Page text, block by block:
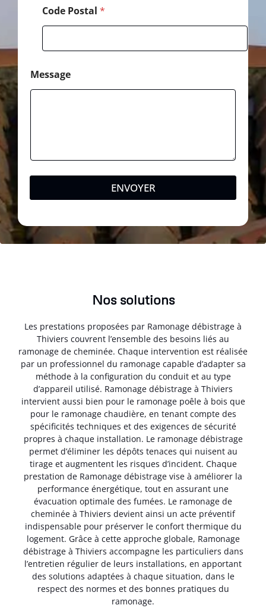
Code Postal *
Message
ENVOYER
Nos solutions
Les prestations proposées par Ramonage débistrage à
Thiviers couvrent l’ensemble des besoins liés au
ramonage de cheminée. Chaque intervention est réalisée
par un professionnel du ramonage capable d’adapter sa
méthode à la configuration du conduit et au type
d’appareil utilisé. Ramonage débistrage à Thiviers
intervient aussi bien pour le ramonage poêle à bois que
pour le ramonage chaudière, en tenant compte des
spécificités techniques et des exigences de sécurité
propres à chaque installation. Le ramonage débistrage
permet d’éliminer les dépôts tenaces qui nuisent au
tirage et augmentent les risques d’incident. Chaque
prestation de Ramonage débistrage vise à améliorer la
performance énergétique, tout en assurant une
évacuation optimale des fumées. Le ramonage de
cheminée à Thiviers devient ainsi un acte préventif
indispensable pour préserver le confort thermique du
logement. Grâce à cette approche globale, Ramonage
débistrage à Thiviers accompagne les particuliers dans
l’entretien régulier de leurs installations, en apportant
des solutions adaptées à chaque situation, dans le
respect des normes et des bonnes pratiques du
ramonage.